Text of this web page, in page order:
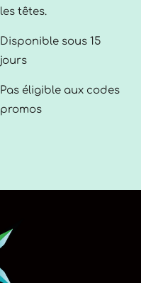
les têtes.
Disponible sous 15
jours
Pas éligible aux codes
promos